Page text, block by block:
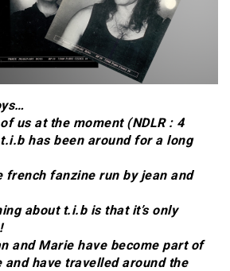
us at the moment (NDLR : 4
has been around for a long
french fanzine run by jean and
about t.i.b is that it’s only
and Marie have become part of
and have travelled around the